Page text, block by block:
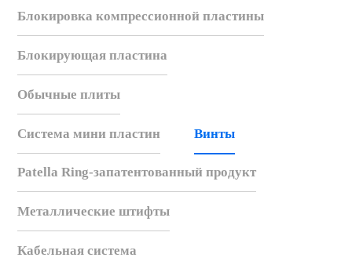
Блокировка компрессионной пластины
Блокирующая пластина
Обычные плиты
Система мини пластин Винты
Patella Ring-запатентованный продукт
Металлические штифты
Кабельная система